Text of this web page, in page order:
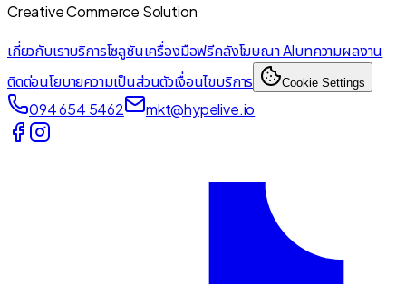
Creative Commerce Solution
เกี่ยวกับเราบริการโซลูชันเครื่องมือฟรีคลังโฆษณา AIบทความผลงาน
ติดต่อนโยบายความเป็นส่วนตัวเงื่อนไขบริการ Cookie Settings
094 654 5462 mkt@hypelive.io